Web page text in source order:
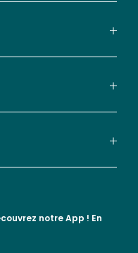
notre App ! En